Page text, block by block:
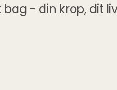
- din krop, dit